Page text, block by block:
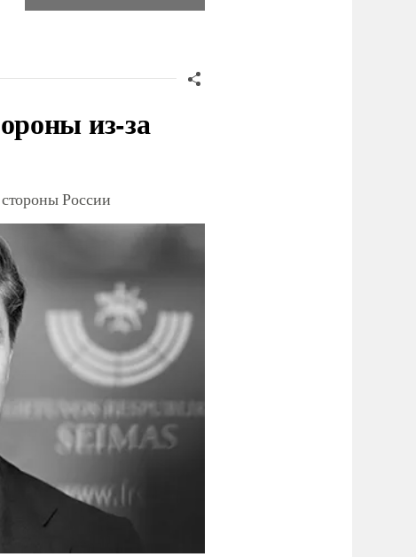
из-за
России